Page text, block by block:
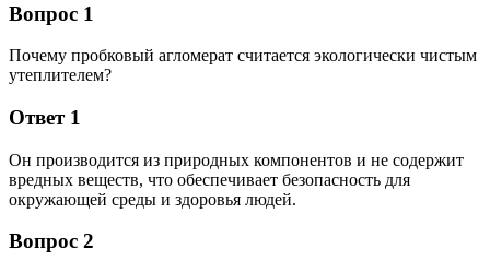
Вопрос 1
Почему пробковый агломерат считается экологически чистым
утеплителем?
Ответ 1
Он производится из природных компонентов и не содержит
вредных веществ, что обеспечивает безопасность для
окружающей среды и здоровья людей.
Вопрос 2